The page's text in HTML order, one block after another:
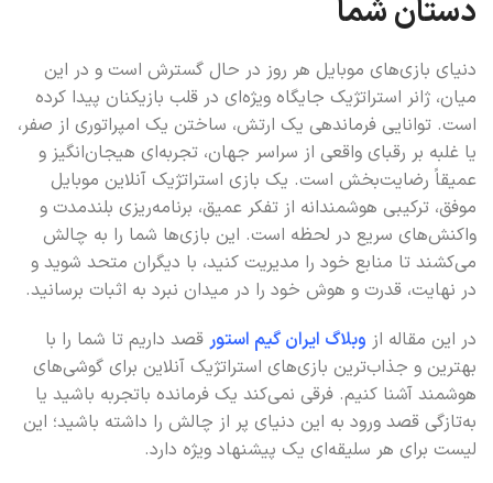
دستان شما
دنیای بازی‌های موبایل هر روز در حال گسترش است و در این
میان، ژانر استراتژیک جایگاه ویژه‌ای در قلب بازیکنان پیدا کرده
است. توانایی فرماندهی یک ارتش، ساختن یک امپراتوری از صفر،
یا غلبه بر رقبای واقعی از سراسر جهان، تجربه‌ای هیجان‌انگیز و
عمیقاً رضایت‌بخش است. یک بازی استراتژیک آنلاین موبایل
موفق، ترکیبی هوشمندانه از تفکر عمیق، برنامه‌ریزی بلندمدت و
واکنش‌های سریع در لحظه است. این بازی‌ها شما را به چالش
می‌کشند تا منابع خود را مدیریت کنید، با دیگران متحد شوید و
در نهایت، قدرت و هوش خود را در میدان نبرد به اثبات برسانید.
در این مقاله از وبلاگ ایران گیم استور قصد داریم تا شما را با
بهترین و جذاب‌ترین بازی‌های استراتژیک آنلاین برای گوشی‌های
هوشمند آشنا کنیم. فرقی نمی‌کند یک فرمانده باتجربه باشید یا
به‌تازگی قصد ورود به این دنیای پر از چالش را داشته باشید؛ این
لیست برای هر سلیقه‌ای یک پیشنهاد ویژه دارد.